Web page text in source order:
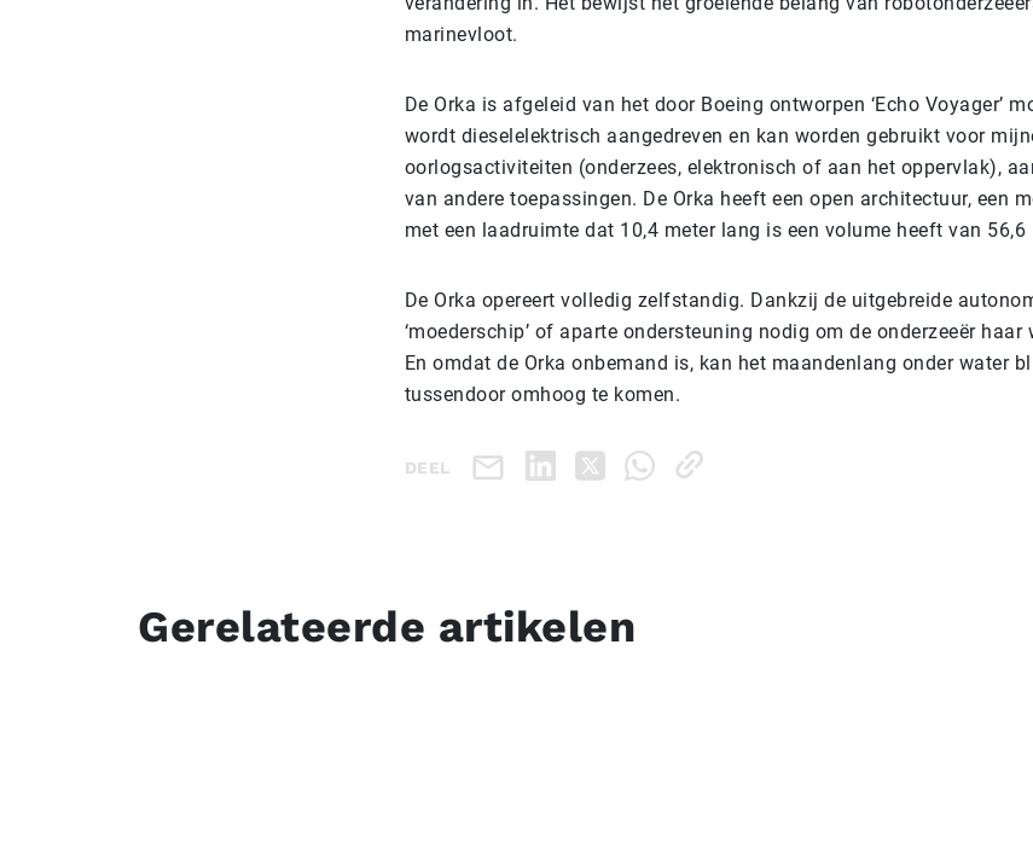
marinevloot.
De Orka is afgeleid van het door Boeing ontworpen ‘Echo Voyager’
wordt dieselelektrisch aangedreven en kan worden gebruikt voor
oorlogsactiviteiten (onderzees, elektronisch of aan het oppervlak),
van andere toepassingen. De Orka heeft een open architectuur, een
met een laadruimte dat 10,4 meter lang is een volume heeft van 56,6
De Orka opereert volledig zelfstandig. Dankzij de uitgebreide
‘moederschip’ of aparte ondersteuning nodig om de onderzeeër haar
En omdat de Orka onbemand is, kan het maandenlang onder water
tussendoor omhoog te komen.
DEEL
Gerelateerde artikelen